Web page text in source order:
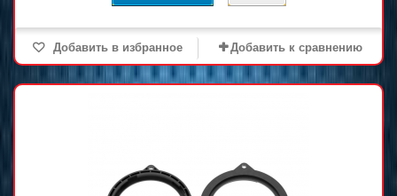
Добавить в избранное Добавить к сравнению